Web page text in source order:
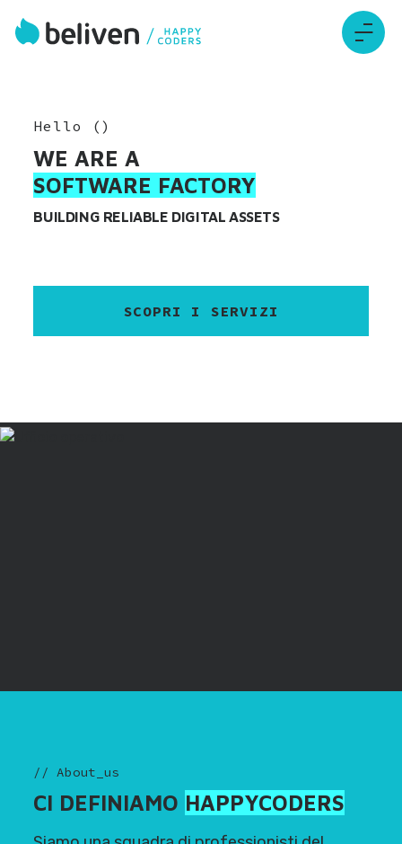
Hello ( )
WE ARE A
SOFTWARE FACTORY
BUILDING RELIABLE DIGITAL ASSETS
SCOPRI I SERVIZI
// About_us
CI DEFINIAMO HAPPYCODERS